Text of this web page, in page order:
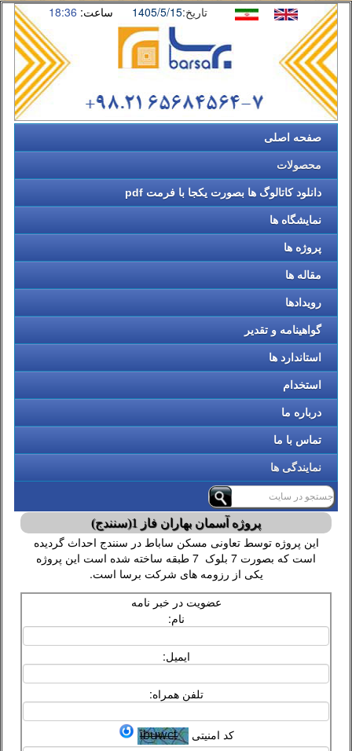
ساعت: 18:36 تاریخ:1405/5/15
صفحه اصلی
محصولات
دانلود کاتالوگ ها بصورت یکجا با فرمت pdf
نمایشگاه ها
پروژه ها
مقاله ها
رویدادها
گواهینامه و تقدیر
استاندارد ها
استخدام
درباره ما
تماس با ما
نمایندگی ها
پروژه آسمان بهاران فاز 1(سنندج)
این پروژه توسط تعاونی مسکن ساباط در سنندج احداث گردیده
است که بصورت 7 بلوک 7 طبقه ساخته شده است این پروژه
یکی از رزومه های شرکت برسا است.
عضویت در خبر نامه
نام:
ایمیل:
تلفن همراه:
کد امنیتی